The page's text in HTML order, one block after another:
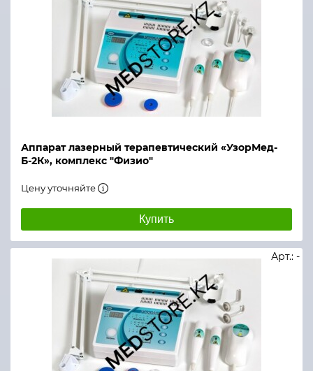
Аппарат лазерный терапевтический «УзорМед-
Б-2К», комплекс "Физио"
Цену уточняйте
Купить
Арт.: -